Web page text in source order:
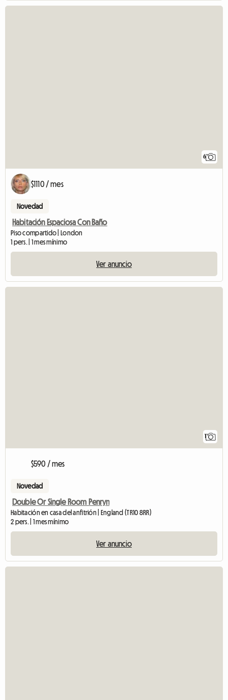
6
$1110 / mes
Novedad
Habitación Espaciosa Con Baño
Piso compartido | London
1 pers. | 1 mes mínimo
Ver anuncio
1
$590 / mes
Novedad
Double Or Single Room Penryn
Habitación en casa del anfitrión | England (TR10 8RR)
2 pers. | 1 mes mínimo
Ver anuncio